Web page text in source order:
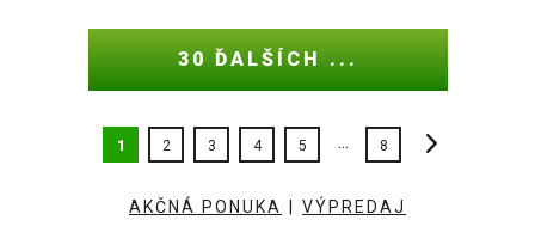
30 ĎALŠÍCH ...
1 2 3 4 5 ... 8
AKČNÁ PONUKA VÝPREDAJ